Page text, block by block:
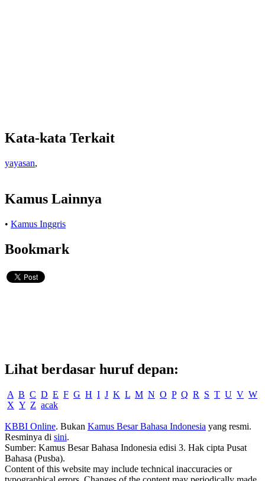
Kata-kata Terkait
yayasan,
Kamus Lainnya
• Kamus Inggris
Bookmark
Lihat berdasar huruf depan:
A B C D E F G H I J K L M N O P Q R S T U V W
X Y Z acak
KBBI Online. Bukan Kamus Besar Bahasa Indonesia yang resmi.
Resminya di sini.
Sumber: Kamus Besar Bahasa Indonesia edisi 3. Hak cipta Pusat
Bahasa (Pusba).
Content of this website may include technical inaccuracies or